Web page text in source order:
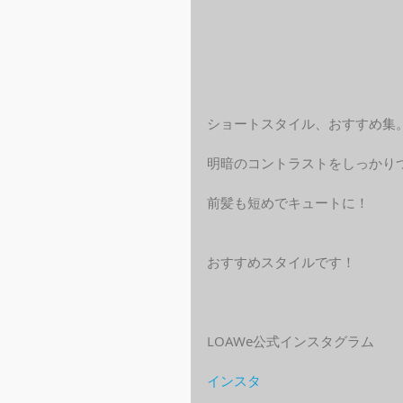
ショートスタイル、おすすめ集。
明暗のコントラストをしっかり
前髪も短めでキュートに！
おすすめスタイルです！
LOAWe公式インスタグラム
インスタ